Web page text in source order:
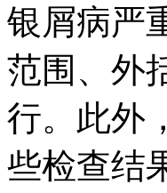
银屑病严
范围、外
行。此外
些检查结